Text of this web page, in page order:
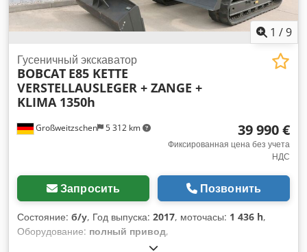
Superelastic Размер задних шин: 15x4-5-8 Состояние
задних шин: Новые Напряжение аккумулятора: 48 В
Аккумулятор Ач: 625 Ач Производитель аккумулятора:
Midac Тип аккумулятора: PzS Год выпуска батареи: 2024
Состояние батареи: Новая Боковой сдвиг, 3-й клапан, 4-й
клапан, Задние рабочие фары, Передние рабочие фары,
Полный свободный подъем, Сертификат CE, Внутреннее
1 /9
Großweitzschen 5 312 km
Гусеничный экскаватор
BOBCAT E85 KETTE
VERSTELLAUSLEGER + ZANGE +
KLIMA 1350h
39 990 €
Фиксированная цена без учета
НДС
Запросить Позвонить
Состояние: б/у, Год выпуска: 2017, моточасы: 1 436 h,
Оборудование: полный привод,